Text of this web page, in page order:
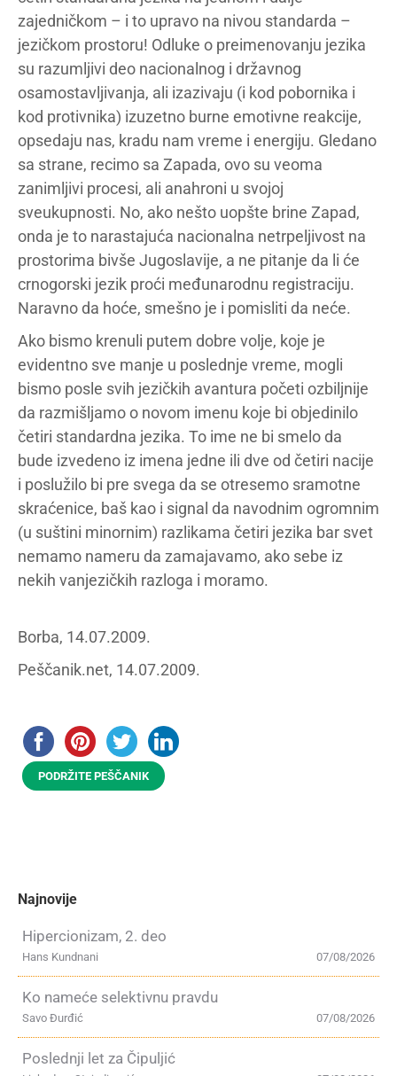
zajedničkom – i to upravo na nivou standarda –
jezičkom prostoru! Odluke o preimenovanju jezika
su razumljivi deo nacionalnog i državnog
osamostavljivanja, ali izazivaju (i kod pobornika i
kod protivnika) izuzetno burne emotivne reakcije,
opsedaju nas, kradu nam vreme i energiju. Gledano
sa strane, recimo sa Zapada, ovo su veoma
zanimljivi procesi, ali anahroni u svojoj
sveukupnosti. No, ako nešto uopšte brine Zapad,
onda je to narastajuća nacionalna netrpeljivost na
prostorima bivše Jugoslavije, a ne pitanje da li će
crnogorski jezik proći međunarodnu registraciju.
Naravno da hoće, smešno je i pomisliti da neće.
Ako bismo krenuli putem dobre volje, koje je
evidentno sve manje u poslednje vreme, mogli
bismo posle svih jezičkih avantura početi ozbiljnije
da razmišljamo o novom imenu koje bi objedinilo
četiri standardna jezika. To ime ne bi smelo da
bude izvedeno iz imena jedne ili dve od četiri nacije
i poslužilo bi pre svega da se otresemo sramotne
skraćenice, baš kao i signal da navodnim ogromnim
(u suštini minornim) razlikama četiri jezika bar svet
nemamo nameru da zamajavamo, ako sebe iz
nekih vanjezičkih razloga i moramo.
Borba, 14.07.2009.
Peščanik.net, 14.07.2009.
PODRŽITE PEŠČANIK
Najnovije
Hipercionizam, 2. deo
07/08/2026
Hans Kundnani
Ko nameće selektivnu pravdu
07/08/2026
Savo Đurđić
Poslednji let za Čipuljić